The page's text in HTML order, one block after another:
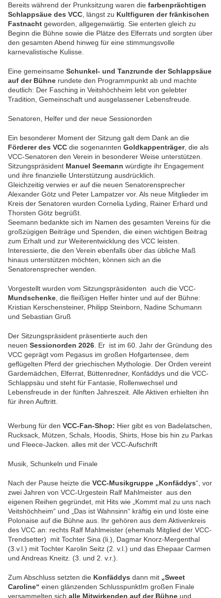
Bereits während der Prunksitzung waren die farbenprächtigen
Schlappsäue des VCC , längst zu Kultfiguren der fränkischen
Fastnacht geworden, allgegenwärtig. Sie enterten gleich zu
Beginn die Bühne sowie die Plätze des Elferrats und sorgten über
den gesamten Abend hinweg für eine stimmungsvolle
karnevalistische Kulisse.
Eine gemeinsame Schunkel- und Tanzrunde der Schlappsäue
auf der Bühne rundete den Programmpunkt ab und machte
deutlich: Der Fasching in Veitshöchheim lebt von gelebter
Tradition, Gemeinschaft und ausgelassener Lebensfreude.
Senatoren, Helfer und der neue Sessionorden
Ein besonderer Moment der Sitzung galt dem Dank an die
Förderer des VCC die sogenannten Goldkappenträger, die als
VCC-Senatoren den Verein in besonderer Weise unterstützen.
Sitzungspräsident Manuel Seemann würdigte ihr Engagement
und ihre finanzielle Unterstützung ausdrücklich.
Gleichzeitig verwies er auf die neuen Senatorensprecher
Alexander Götz und Peter Lampatzer vor. Als neue Mitglieder im
Kreis der Senatoren wurden Cornelia Lyding, Rainer Erhard und
Thorsten Götz begrüßt.
Seemann bedankte sich im Namen des gesamten Vereins für die
großzügigen Beiträge und Spenden, die einen wichtigen Beitrag
zum Erhalt und zur Weiterentwicklung des VCC leisten.
Interessierte, die den Verein ebenfalls über das übliche Maß
hinaus unterstützen möchten, können sich an die
Senatorensprecher wenden.
Vorgestellt wurden vom Sitzungspräsidenten auch die VCC-
Mundschenke , die fleißigen Helfer hinter und auf der Bühne:
Kristian Kerschensteiner, Philipp Steinborn, Nadine Schumann
und Sebastian Gruß
Der Sitzungspräsident präsentierte auch den
neuen Sessionorden 2026 . Er ist im 60. Jahr der Gründung des
VCC geprägt vom Pegasus im großen Hofgartensee, dem
geflügelten Pferd der griechischen Mythologie. Der Orden vereint
Gardemädchen, Elferrat, Büttenredner, Konfäddys und die VCC-
Schlappsäu und steht für Fantasie, Rollenwechsel und
Lebensfreude in der fünften Jahreszeit. Alle Aktiven erhielten ihn
für ihren Auftritt.
Werbung für den VCC-Fan-Shop: Hier gibt es von Badelatschen,
Rucksack, Mützen, Schals, Hoodis, Shirts, Hose bis hin zu Parkas
und Fleece-Jacken. alles mit der VCC-Aufschrift
Musik, Schunkeln und Finale
Nach der Pause heizte die VCC-Musikgruppe „Konfäddys“, vor
zwei Jahren von VCC-Urgestein Ralf Mahlmeister aus den
eigenen Reihen gegründet, mit Hits wie „Kommt mal zu uns nach
Veitshöchheim“ und „Das ist Wahnsinn“ kräftig ein und löste eine
Polonaise auf die Bühne aus. Ihr gehören aus dem Aktivenkreis
des VCC an: rechts Ralf Mahlmeister (ehemals Mitglied der VCC-
Trendsetter) mit Tochter Sina (li.), Dagmar Knorz-Mergenthal
(3.v.l.) mit Tochter Karolin Seitz (2. v.l.) und das Ehepaar Carmen
und Andreas Kneitz. (3. und 2. v.r.).
Zum Abschluss setzten die Konfäddys dann mit „Sweet
Caroline“ einen glänzenden SchlusspunktIm großen Finale
versammelten sich alle Mitwirkenden auf der Bühne und